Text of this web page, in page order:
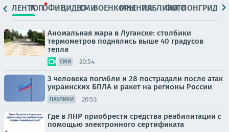
ЛЕНТАТОПОФИЦ.ВИДЕОСМИВОЕНКОРЫМНЕНИЯПАБЛИКИ
ФОТОЛОНГРИДЫ
Аномальная жара в Луганске: столбики
термометров поднялись выше 40 градусов
тепла
СМИ 20:54
3 человека погибли и 28 пострадали после атак
украинских БПЛА и ракет на регионы России
ПАБЛИКИ 20:53
Где в ЛНР приобрести средства реабилитации с
помощью электронного сертификата